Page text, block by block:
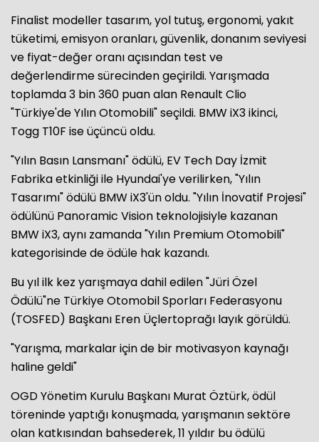
Finalist modeller tasarım, yol tutuş, ergonomi, yakıt
tüketimi, emisyon oranları, güvenlik, donanım seviyesi
ve fiyat-değer oranı açısından test ve
değerlendirme sürecinden geçirildi. Yarışmada
toplamda 3 bin 360 puan alan Renault Clio
"Türkiye'de Yılın Otomobili" seçildi. BMW iX3 ikinci,
Togg T10F ise üçüncü oldu.
"Yılın Basın Lansmanı" ödülü, EV Tech Day İzmit
Fabrika etkinliği ile Hyundai'ye verilirken, "Yılın
Tasarımı" ödülü BMW iX3'ün oldu. "Yılın İnovatif Projesi"
ödülünü Panoramic Vision teknolojisiyle kazanan
BMW iX3, aynı zamanda "Yılın Premium Otomobili"
kategorisinde de ödüle hak kazandı.
Bu yıl ilk kez yarışmaya dahil edilen "Jüri Özel
Ödülü"ne Türkiye Otomobil Sporları Federasyonu
(TOSFED) Başkanı Eren Üçlertoprağı layık görüldü.
"Yarışma, markalar için de bir motivasyon kaynağı
haline geldi"
OGD Yönetim Kurulu Başkanı Murat Öztürk, ödül
töreninde yaptığı konuşmada, yarışmanın sektöre
olan katkısından bahsederek, 11 yıldır bu ödülü